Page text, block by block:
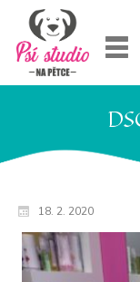
18. 2. 2020